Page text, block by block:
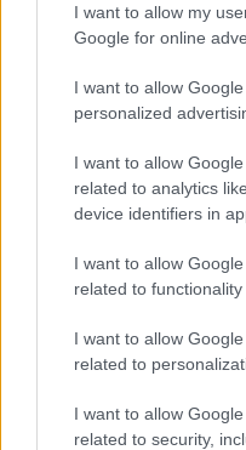
I want to allow my
Google for online
I want to allow
personalized
I want to allow
related to analytics
device identifiers in
I want to allow
related to
I want to allow
related to
I want to allow
related to security,